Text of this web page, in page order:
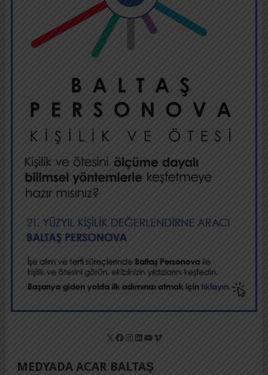
X Facebook
Instagram
LinkedIn
YouTube
Vimeo
MEDYADA ACAR BALTAŞ